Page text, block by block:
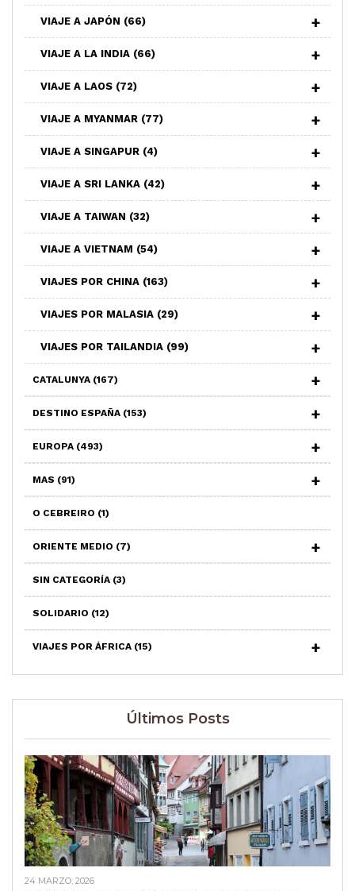
VIAJE A JAPÓN (66)
VIAJE A LA INDIA (66)
VIAJE A LAOS (72)
VIAJE A MYANMAR (77)
VIAJE A SINGAPUR (4)
VIAJE A SRI LANKA (42)
VIAJE A TAIWAN (32)
VIAJE A VIETNAM (54)
VIAJES POR CHINA (163)
VIAJES POR MALASIA (29)
VIAJES POR TAILANDIA (99)
CATALUNYA (167)
DESTINO ESPAÑA (153)
EUROPA (493)
MAS (91)
O CEBREIRO (1)
ORIENTE MEDIO (7)
SIN CATEGORÍA (3)
SOLIDARIO (12)
VIAJES POR ÁFRICA (15)
Últimos Posts
24 MARZO, 2026